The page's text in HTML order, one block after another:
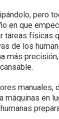
pero
en que
tareas físicas
de los
más
manuales,
máquinas en